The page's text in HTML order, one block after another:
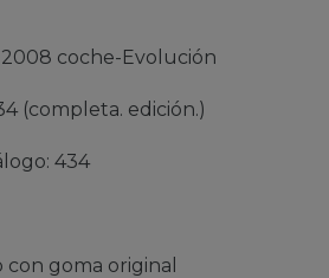
coche-Evolución
(completa. edición.)
434
goma original